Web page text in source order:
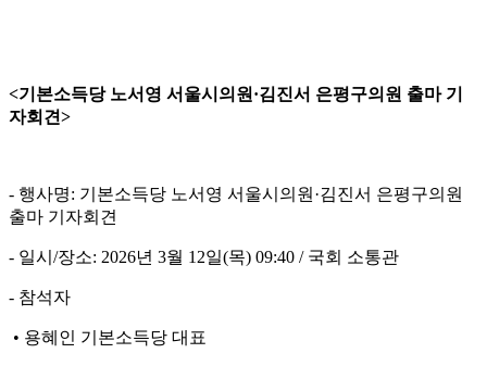
<기본소득당 노서영 서울시의원·김진서 은평구의원 출마 기
자회견>
- 행사명: 기본소득당 노서영 서울시의원·김진서 은평구의원
출마 기자회견
- 일시/장소: 2026년 3월 12일(목) 09:40 / 국회 소통관
- 참석자
• 용혜인 기본소득당 대표